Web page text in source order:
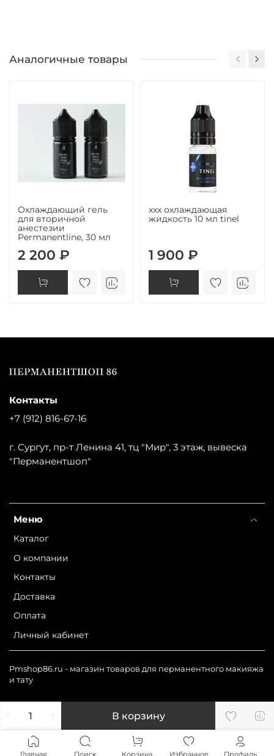
В корзину
Аналогичные товары
Охлаждающий гель
для вторичной
анестезии
Permanentline, 30 мл
2 200 ₽
xxx охлаждающая
жидкость 10 мл tinel
1 900 ₽
Меню
Каталог
О компании
Контакты
Доставка
Оплата
Личный кабинет
Контакты
+7 (912) 816-67-16
г. Сургут, пр-т Ленина 41, тц "Мир", 3 этаж, вывеска
"Перманентшоп"
Pmshop86.ru - магазин товаров для перманентного макияжа
и тату